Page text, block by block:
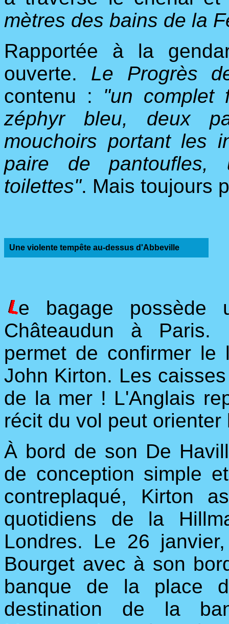
mètres des bains de la
Rapportée à la
ouverte. Le Progrès
contenu : "un complet
zéphyr bleu, deux
mouchoirs portant les
paire de pantoufles,
toilettes". Mais toujours
Une violente tempête au-dessus d'Abbeville
e bagage possède
Châteaudun à Paris.
permet de confirmer le
John Kirton. Les
de la mer ! L'Anglais
récit du vol peut
À bord de son De
de conception simple
contreplaqué, Kirton
quotidiens de la
Londres. Le 26
Bourget avec à son
banque de la place
destination de la